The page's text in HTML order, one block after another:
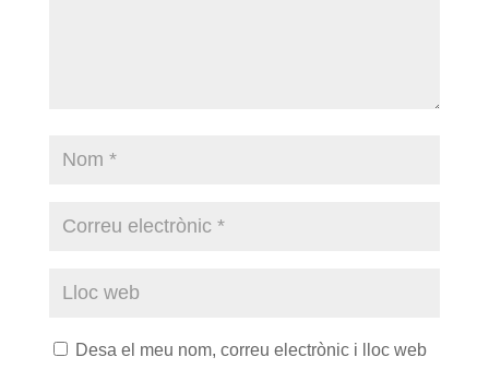
Desa el meu nom, correu electrònic i lloc web